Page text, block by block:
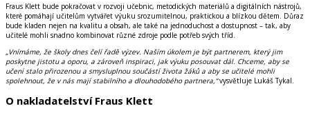
Fraus Klett bude pokračovat v rozvoji učebnic, metodických materiálů a digitálních nástrojů,
které pomáhají učitelům vytvářet výuku srozumitelnou, praktickou a blízkou dětem. Důraz
bude kladen nejen na kvalitu a obsah, ale také na jednoduchost a dostupnost – tak, aby
učitelé mohli snadno kombinovat různé zdroje podle potřeb svých tříd.
„Vnímáme, že školy dnes čelí řadě výzev. Naším úkolem je být partnerem, který jim
poskytne jistotu a oporu, a zároveň inspiraci, jak výuku posouvat dál. Chceme, aby se
učení stalo přirozenou a smysluplnou součástí života žáků a aby se učitelé mohli
spolehnout, že v nás mají stabilního a dlouhodobého partnera,“vysvětluje Lukáš Tykal.
O nakladatelství Fraus Klett